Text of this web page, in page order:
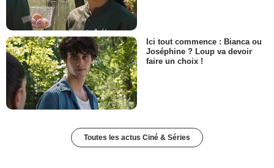
Ici tout commence : Bianca ou
Joséphine ? Loup va devoir
faire un choix !
Toutes les actus Ciné & Séries